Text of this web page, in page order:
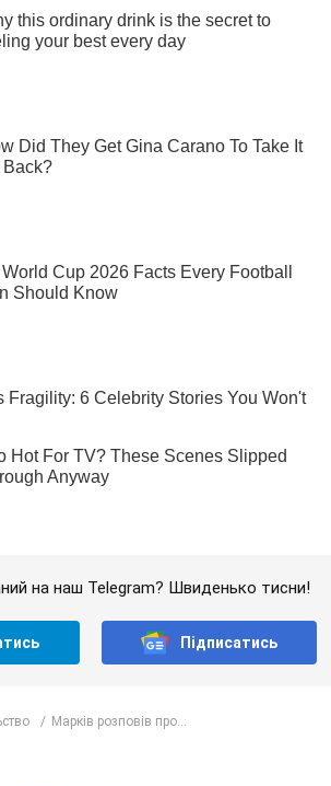
на наш Telegram? Швиденько тисни!
Підписатись
Марків розповів про...